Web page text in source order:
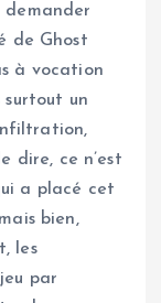
demander
de Ghost
à vocation
surtout un
dire, ce n’est
a placé cet
bien,
les
par